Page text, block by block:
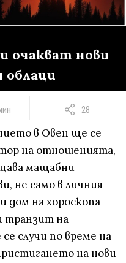
очакват нови
облаци
28
в Овен ще се
на отношенията,
мащабни
не само в личния
дом на хороскопа
транзит на
случи по време на
на нови